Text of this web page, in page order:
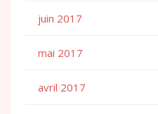
juin 2017
mai 2017
avril 2017